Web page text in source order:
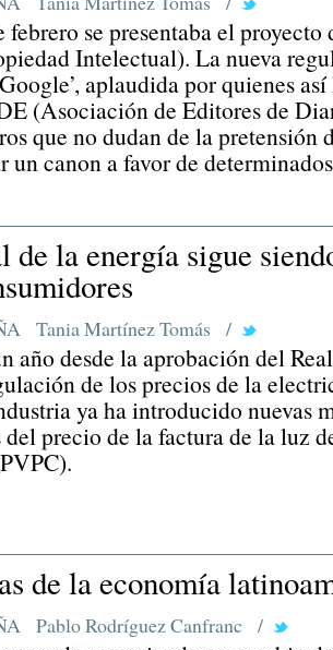
febrero se presentaba el
Intelectual). La nueva
aplaudida por quienes
(Asociación de Editores de
que no dudan de la pretensión
canon a favor de
de la energía sigue
Tania Martínez Tomás /
año desde la aprobación del
de los precios de la
ya ha introducido nuevas
precio de la factura de la luz
de la economía
Pablo Rodríguez Canfranc /